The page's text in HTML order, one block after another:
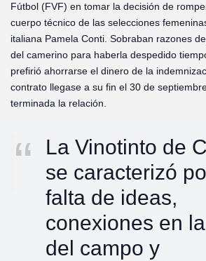
Fútbol (FVF) en tomar la decisión de
cuerpo técnico de las selecciones
italiana Pamela Conti. Sobraban razones
del camerino para haberla despedido
prefirió ahorrarse el dinero de la
contrato llegase a su fin el 30 de
terminada la relación.
La Vinotinto de
se caracterizó
falta de ideas,
conexiones en
del campo y